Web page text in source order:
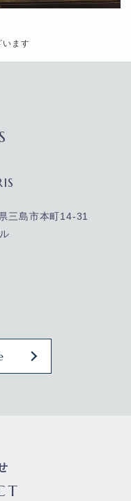
います
三島市本町14-31